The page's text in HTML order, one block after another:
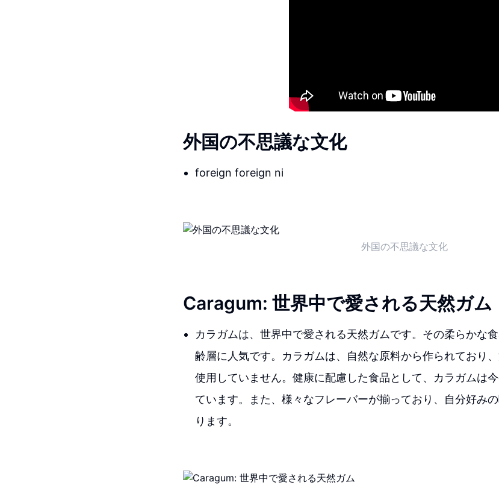
外国の不思議な文化
foreign foreign ni
外国の不思議な文化
Caragum: 世界中で愛される天然ガム
カラガムは、世界中で愛される天然ガムです。その柔らかな
齢層に人気です。カラガムは、自然な原料から作られており
使用していません。健康に配慮した食品として、カラガムは
ています。また、様々なフレーバーが揃っており、自分好み
ります。